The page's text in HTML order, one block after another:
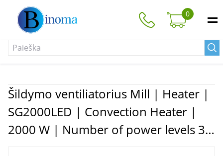
0
Šildymo ventiliatorius Mill | Heater |
SG2000LED | Convection Heater |
2000 W | Number of power levels 3 |
Suitable for rooms up to 5-20 m² |